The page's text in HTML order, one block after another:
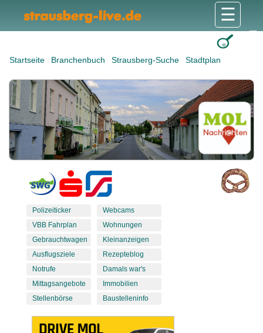
Startseite Branchenbuch Strausberg-Suche Stadtplan
☰
Polizeiticker
VBB Fahrplan
Gebrauchtwagen
Ausflugsziele
Notrufe
Mittagsangebote
Stellenbörse
Webcams
Wohnungen
Kleinanzeigen
Rezepteblog
Damals war's
Immobilien
Baustelleninfo